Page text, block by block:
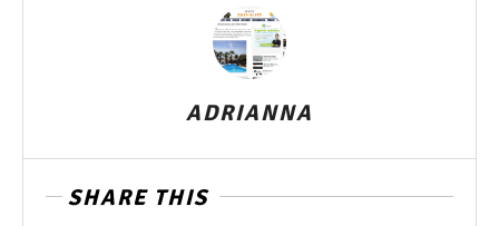
ADRIANNA
SHARE THIS